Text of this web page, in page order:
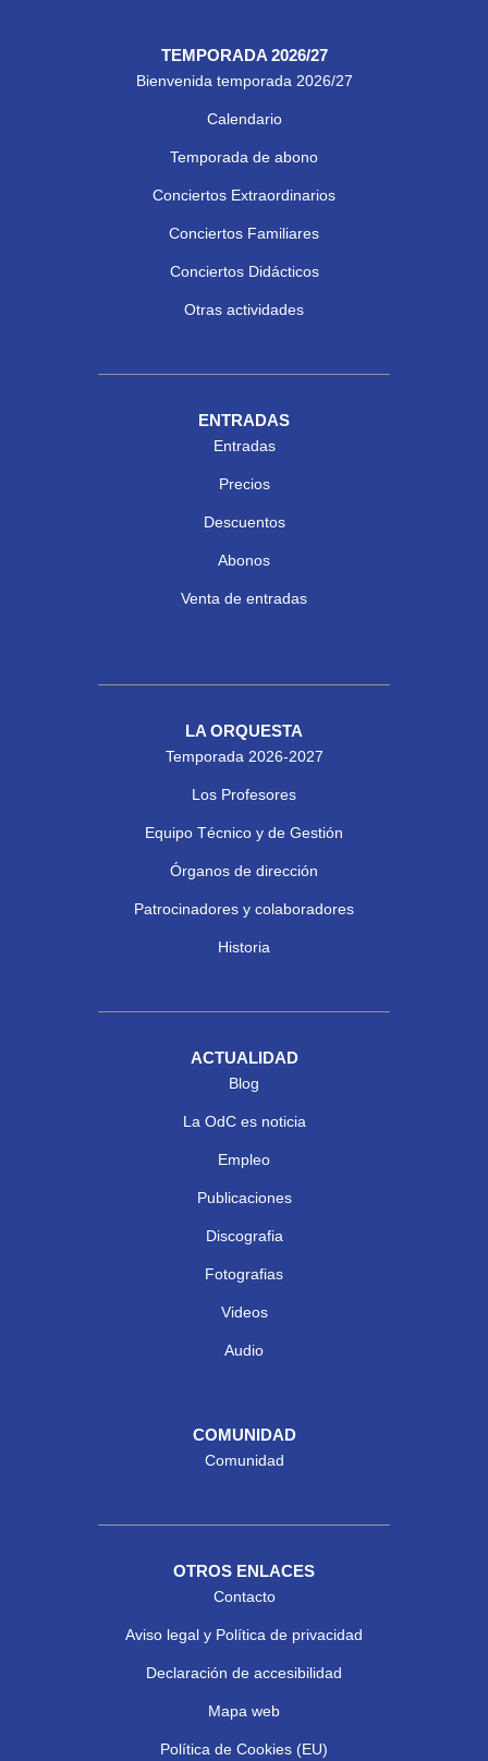
TEMPORADA 2026/27
Bienvenida temporada 2026/27
Calendario
Temporada de abono
Conciertos Extraordinarios
Conciertos Familiares
Conciertos Didácticos
Otras actividades
ENTRADAS
Entradas
Precios
Descuentos
Abonos
Venta de entradas
LA ORQUESTA
Temporada 2026-2027
Los Profesores
Equipo Técnico y de Gestión
Órganos de dirección
Patrocinadores y colaboradores
Historia
ACTUALIDAD
Blog
La OdC es noticia
Empleo
Publicaciones
Discografia
Fotografias
Videos
Audio
COMUNIDAD
Comunidad
OTROS ENLACES
Contacto
Aviso legal y Política de privacidad
Declaración de accesibilidad
Mapa web
Política de Cookies (EU)